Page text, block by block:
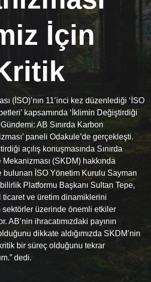
İçin
(İSO)’nın 11’inci kez düzenlediği ‘İSO
kapsamında ‘İklimin Değiştirdiği
AB Sınırda Karbon
paneli Odakule’de gerçekleşti.
açılış konuşmasında Sınırda
(SKDM) hakkında
bulunan İSO Yönetim Kurulu Sayman
Platformu Başkanı Sultan Tepe,
ticaret ve üretim dinamiklerini
sektörler üzerinde önemli etkiler
AB’nin ihracatımızdaki payının
dikkate aldığımızda SKDM’nin
bir süreç olduğunu tekrar
dedi.